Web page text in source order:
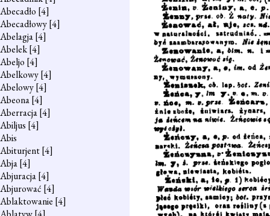
Abecadło [4]
Abecadłowy[4]
Abelagja[4]
Abelek[4]
Abeljo [4]
Abelkowy[4]
Abelowy[4]
Abeona[4]
Aberracja[4]
Abiljus [4]
Abis
Abiturjent[4]
Abja[4]
Abjuracja[4]
Abjurować [4]
Ablaktowanie [4]